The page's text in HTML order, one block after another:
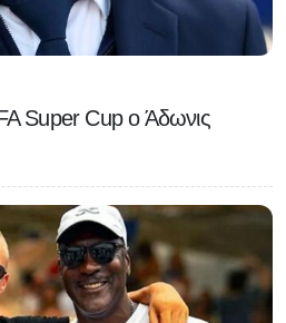
Super Cup ο Άδωνις